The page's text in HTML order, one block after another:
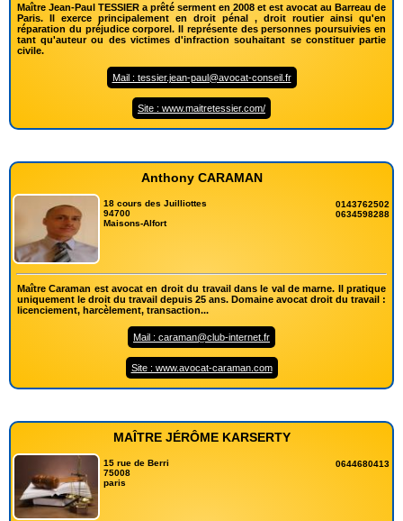
Maître Jean-Paul TESSIER a prêté serment en 2008 et est avocat au Barreau de
Paris. Il exerce principalement en droit pénal , droit routier ainsi qu'en
réparation du préjudice corporel. Il représente des personnes poursuivies en
tant qu'auteur ou des victimes d'infraction souhaitant se constituer partie
civile.
Mail : tessier.jean-paul@avocat-conseil.fr
Site : www.maitretessier.com/
Anthony CARAMAN
18 cours des Juilliottes
94700
Maisons-Alfort
0143762502
0634598288
Maître Caraman est avocat en droit du travail dans le val de marne. Il pratique
uniquement le droit du travail depuis 25 ans. Domaine avocat droit du travail :
licenciement, harcèlement, transaction...
Mail : caraman@club-internet.fr
Site : www.avocat-caraman.com
MAÎTRE JÉRÔME KARSERTY
15 rue de Berri
75008
paris
0644680413